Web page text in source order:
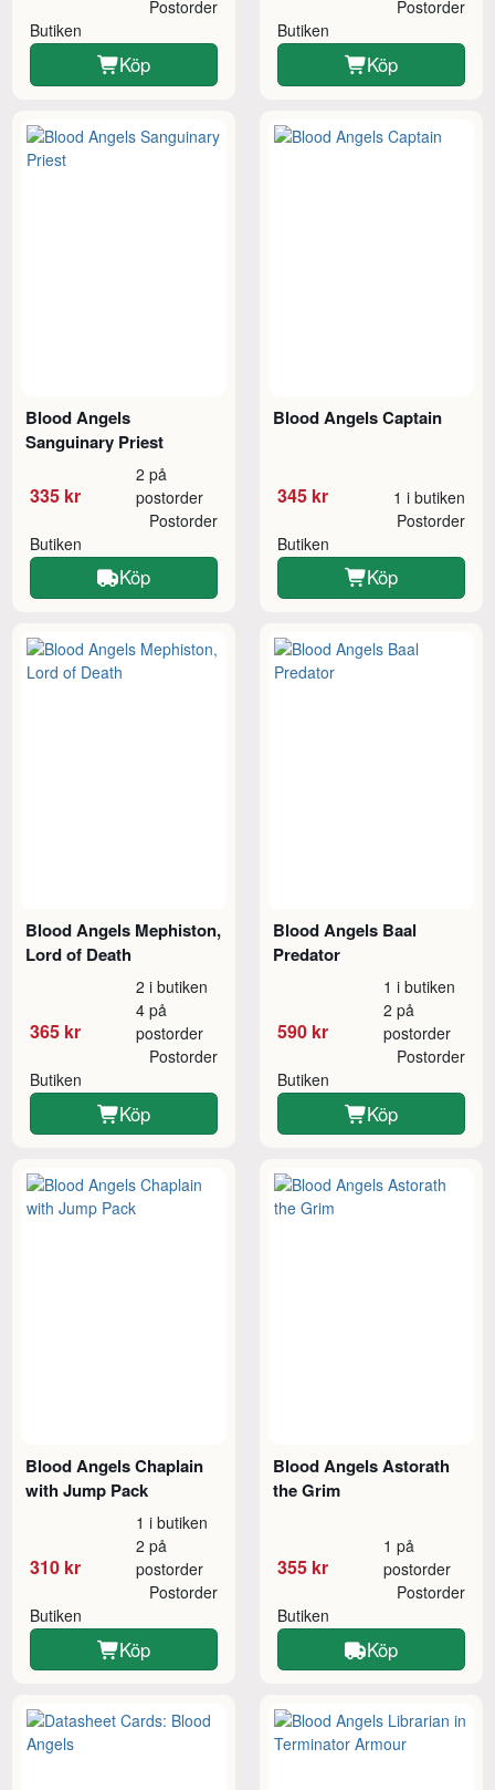
Butiken
Postorder
Köp
Butiken
Postorder
Köp
Blood Angels
Sanguinary Priest
335 kr
2 på
postorder
Butiken
Postorder
Köp
Blood Angels Captain
345 kr 1 i butiken
Butiken
Postorder
Köp
Blood Angels Mephiston,
Lord of Death
365 kr
2 i butiken
4 på
postorder
Butiken
Postorder
Köp
Blood Angels Baal
Predator
590 kr
1 i butiken
2 på
postorder
Butiken
Postorder
Köp
Blood Angels Chaplain
with Jump Pack
310 kr
1 i butiken
2 på
postorder
Butiken
Postorder
Köp
Blood Angels Astorath
the Grim
355 kr
1 på
postorder
Butiken
Postorder
Köp